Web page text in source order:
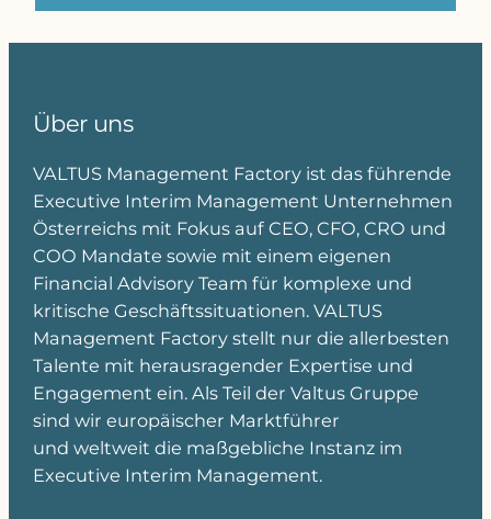
Über uns
VALTUS Management Factory ist das führende
Executive Interim Management Unternehmen
Österreichs mit Fokus auf CEO, CFO, CRO und
COO Mandate sowie mit einem eigenen
Financial Advisory Team für komplexe und
kritische Geschäftssituationen. VALTUS
Management Factory stellt nur die allerbesten
Talente mit herausragender Expertise und
Engagement ein. Als Teil der Valtus Gruppe
sind wir europäischer Marktführer
und weltweit die maßgebliche Instanz im
Executive Interim Management.